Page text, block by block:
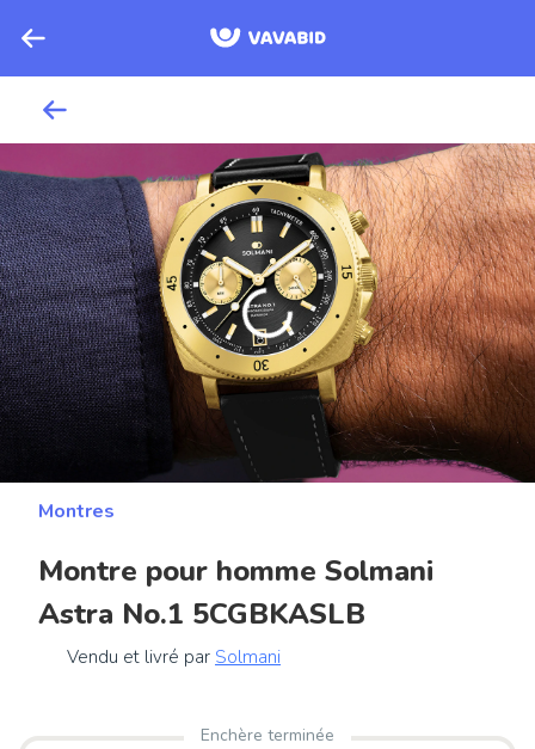
Montres
Montre pour homme Solmani
Astra No.1 5CGBKASLB
Vendu et livré par Solmani
Enchère terminée